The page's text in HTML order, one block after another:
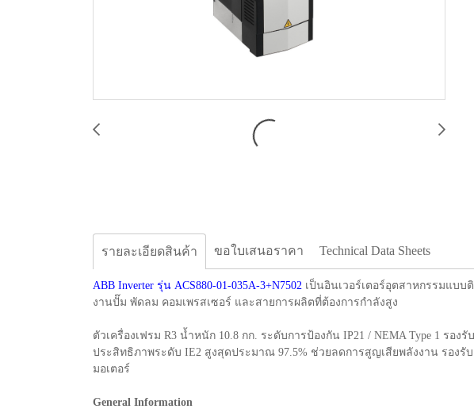
รายละเอียดสินค้า ขอใบเสนอราคา Technical Data Sheets
ABB Inverter รุ่น ACS880-01-035A-3+N7502 เป็นอินเวอร์เตอร์อุตสาหกรรมแบบ
งานปั๊ม พัดลม คอมเพรสเซอร์ และสายการผลิตที่ต้องการกำลังสูง
ตัวเครื่องเฟรม R3 น้ำหนัก 10.8 กก. ระดับการป้องกัน IP21 / NEMA Type 1 รอง
ประสิทธิภาพระดับ IE2 สูงสุดประมาณ 97.5% ช่วยลดการสูญเสียพลังงาน รอง
มอเตอร์
General Information